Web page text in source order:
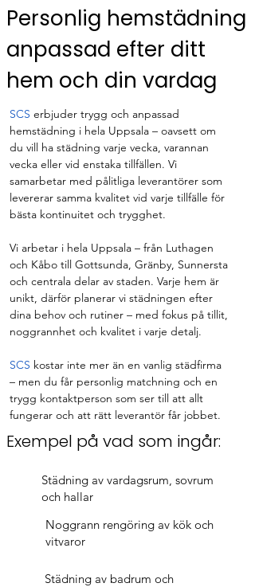
Personlig hemstädning
anpassad efter ditt
hem och din vardag
SCS erbjuder trygg och anpassad
hemstädning i hela Uppsala – oavsett om
du vill ha städning varje vecka, varannan
vecka eller vid enstaka tillfällen. Vi
samarbetar med pålitliga leverantörer som
levererar samma kvalitet vid varje tillfälle för
bästa kontinuitet och trygghet.
Vi arbetar i hela Uppsala – från Luthagen
och Kåbo till Gottsunda, Gränby, Sunnersta
och centrala delar av staden. Varje hem är
unikt, därför planerar vi städningen efter
dina behov och rutiner – med fokus på tillit,
noggrannhet och kvalitet i varje detalj.
SCS kostar inte mer än en vanlig städfirma
– men du får personlig matchning och en
trygg kontaktperson som ser till att allt
fungerar och att rätt leverantör får jobbet.
Exempel på vad som ingår:​​​​
Städning av vardagsrum, sovrum
och hallar
Noggrann rengöring av kök och
vitvaror
Städning av badrum och